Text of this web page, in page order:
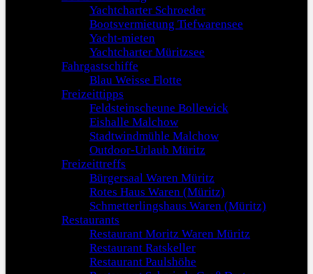
Yachtcharter Schroeder
Bootsvermietung Tiefwarensee
Yacht-mieten
Yachtcharter Müritzsee
Fahrgastschiffe
Blau Weisse Flotte
Freizeittipps
Feldsteinscheune Bollewick
Eishalle Malchow
Stadtwindmühle Malchow
Outdoor-Urlaub Müritz
Freizeittreffs
Bürgersaal Waren Müritz
Rotes Haus Waren (Müritz)
Schmetterlingshaus Waren (Müritz)
Restaurants
Restaurant Moritz Waren Müritz
Restaurant Ratskeller
Restaurant Paulshöhe